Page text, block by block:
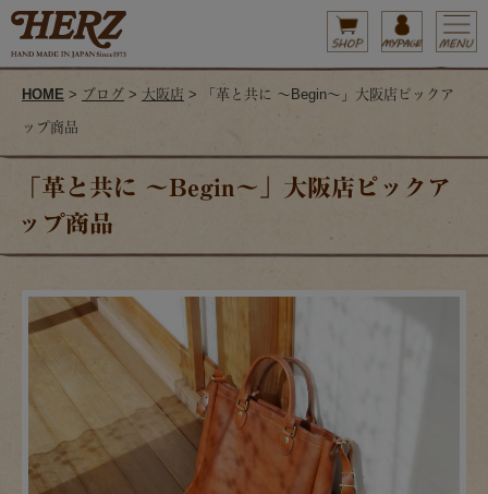
HOME > ブログ > 大阪店 > 「革と共に ～Begin～」大阪店ピックア
ップ商品
「革と共に ～Begin～」大阪店ピックア
ップ商品